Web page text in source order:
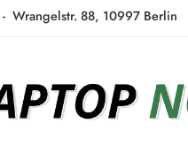
Wrangelstr. 88, 10997 Berlin